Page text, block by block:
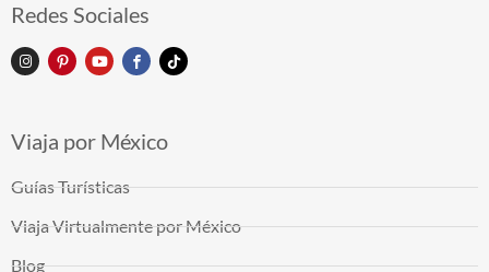
Redes Sociales
Viaja por México
Guías Turísticas
Viaja Virtualmente por México
Blog